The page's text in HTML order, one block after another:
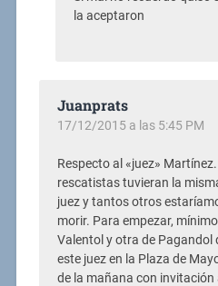
la aceptaron
Juanprats
17/12/2015 a las 5:45 PM
Respecto al «juez»
rescatistas tuvieran la
juez y tantos otros
morir. Para empezar,
Valentol y otra de Pagandol
este juez en la Plaza de
de la mañana con